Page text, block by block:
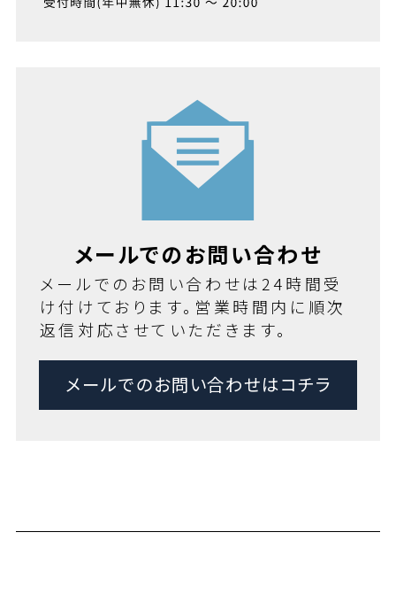
メールでのお問い合わせ
メールでのお問い合わせは24時間受
け付けております。営業時間内に順次
返信対応させていただきます。
メールでのお問い合わせはコチラ